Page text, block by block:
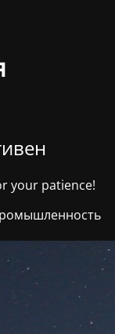
your patience!